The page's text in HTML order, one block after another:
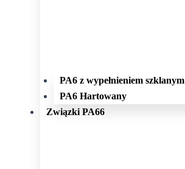
PA6 z wypełnieniem szklanym
PA6 Hartowany
Związki PA66